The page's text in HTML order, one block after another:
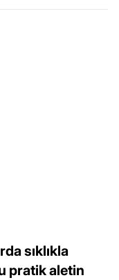
sıklıkla
pratik aletin